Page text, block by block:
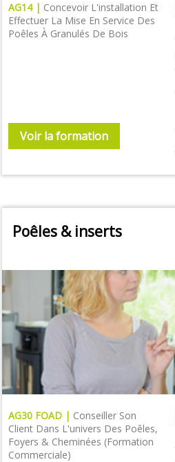
AG14 | Concevoir L'installation Et
Effectuer La Mise En Service Des
Poêles À Granulés De Bois
Voir la formation
Poêles & inserts
AG30 FOAD | Conseiller Son
Client Dans L'univers Des Poêles,
Foyers & Cheminées (formation
Commerciale)